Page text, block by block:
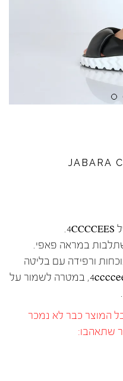
JABARA
במראה פאפי.
ורפידה עם בליטה
בצורת יהלום – פטנט ייחודי של 4ccccees, במטרה לשמור על
המוצר כבר לא נמכר
שתאהבו: